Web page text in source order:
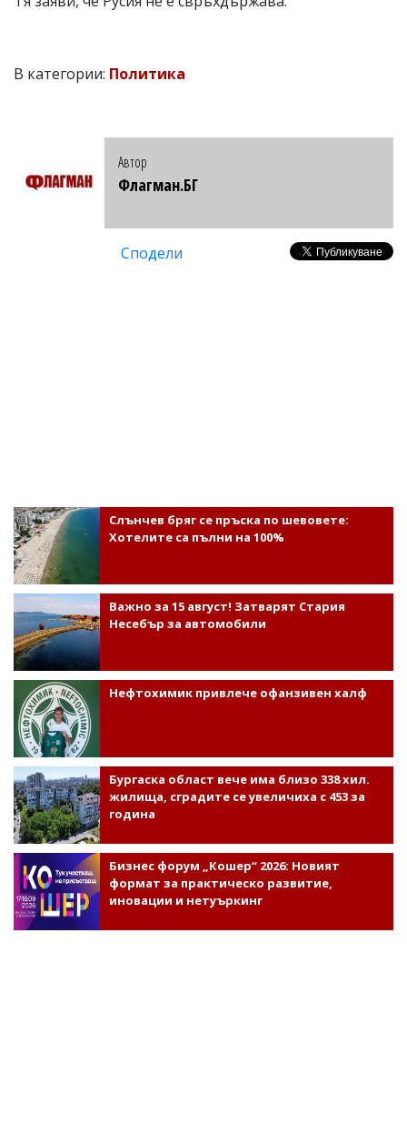
В категории: Политика
Автор
Флагман.БГ
Сподели
Слънчев бряг се пръска по шевовете:
Хотелите са пълни на 100%
Важно за 15 август! Затварят Стария
Несебър за автомобили
Нефтохимик привлече офанзивен халф
Бургаска област вече има близо 338 хил.
жилища, сградите се увеличиха с 453 за
година
Бизнес форум „Кошер“ 2026: Новият
формат за практическо развитие,
иновации и нетуъркинг